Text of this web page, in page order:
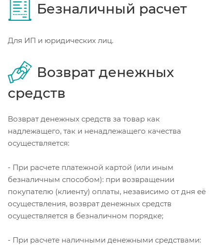
Безналичный расчет
Для ИП и юридических лиц.
Возврат денежных
средств
Возврат денежных средств за товар как
надлежащего, так и ненадлежащего качества
осуществляется:
- При расчете платежной картой (или иным
безналичным способом): при возвращении
покупателю (клиенту) оплаты, независимо от дня её
осуществления, возврат денежных средств
осуществляется в безналичном порядке;
- При расчете наличными денежными средствами: